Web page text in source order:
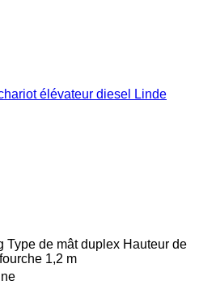
élévateur diesel Linde
Type de mât duplex Hauteur de
1,2 m